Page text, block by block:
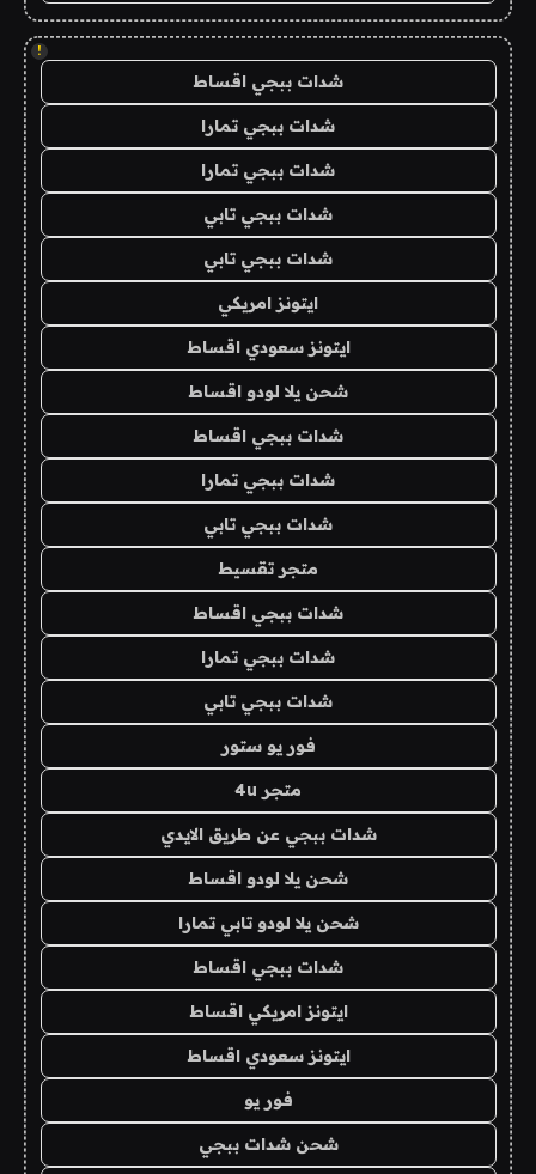
!
شدات ببجي اقساط
شدات ببجي تمارا
شدات ببجي تمارا
شدات ببجي تابي
شدات ببجي تابي
ايتونز امريكي
ايتونز سعودي اقساط
شحن يلا لودو اقساط
شدات ببجي اقساط
شدات ببجي تمارا
شدات ببجي تابي
متجر تقسيط
شدات ببجي اقساط
شدات ببجي تمارا
شدات ببجي تابي
فور يو ستور
متجر 4u
شدات ببجي عن طريق الايدي
شحن يلا لودو اقساط
شحن يلا لودو تابي تمارا
شدات ببجي اقساط
ايتونز امريكي اقساط
ايتونز سعودي اقساط
فور يو
شحن شدات ببجي